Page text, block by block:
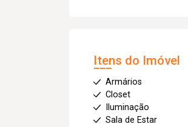
Itens do Imóvel
Armários
Closet
Iluminação
Sala de Estar